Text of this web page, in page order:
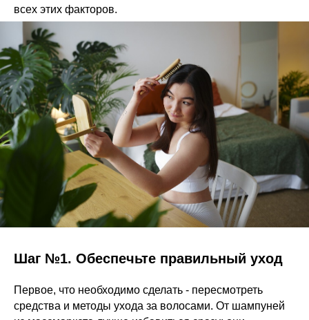
всех этих факторов.
Шаг №1. Обеспечьте правильный уход
Первое, что необходимо сделать - пересмотреть
средства и методы ухода за волосами. От шампуней